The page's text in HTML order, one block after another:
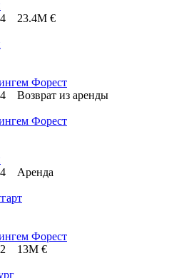
23.4M €
Форест
Возврат из аренды
Форест
Аренда
Форест
13M €